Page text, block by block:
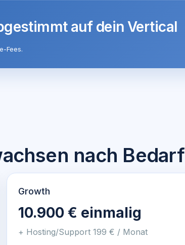
auf dein Vertical
Fees.
nach Bedarf
Growth
10.900 € einmalig
+ Hosting/Support 199 € / Monat